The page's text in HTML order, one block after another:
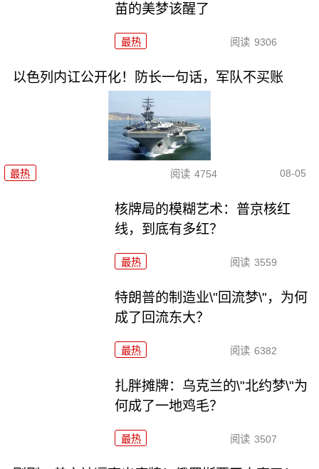
苗的美梦该醒了
最热 阅读 9306
以色列内讧公开化！防长一句话，军队不买账
最热 阅读 4754 08-05
核牌局的模糊艺术：普京核红
线，到底有多红？
最热 阅读 3559
特朗普的制造业\"回流梦\"，为何
成了回流东大？
最热 阅读 6382
扎胖摊牌：乌克兰的\"北约梦\"为
何成了一地鸡毛？
最热 阅读 3507